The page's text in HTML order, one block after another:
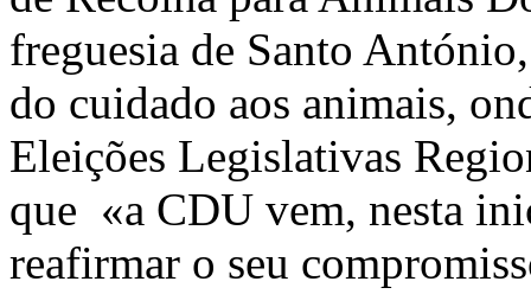
freguesia de Santo
do cuidado aos animais,
Eleições Legislativas
que «a CDU vem, nesta
reafirmar o seu